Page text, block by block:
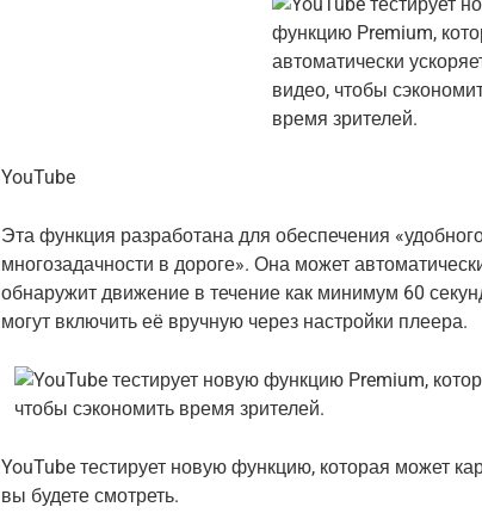
YouTube
Эта функция разработана для обеспечения
многозадачности в дороге». Она может
обнаружит движение в течение как минимум 60
могут включить её вручную через настройки плеера.
YouTube тестирует новую функцию, которая может
вы будете смотреть.